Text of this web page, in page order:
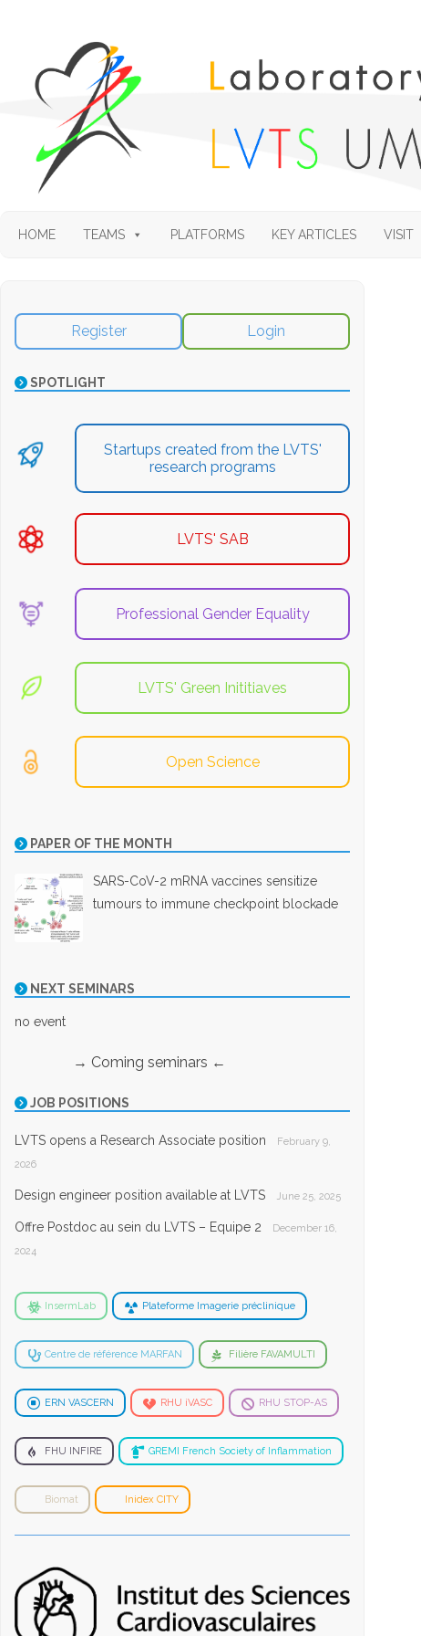
HOME TEAMS PLATFORMS KEY ARTICLES VISIT
Register Login
SPOTLIGHT
Startups created from the LVTS'
research programs
LVTS' SAB
Professional Gender Equality
LVTS' Green Inititiaves
Open Science
PAPER OF THE MONTH
SARS-CoV-2 mRNA vaccines sensitize
tumours to immune checkpoint blockade
NEXT SEMINARS
no event
→ Coming seminars ←
JOB POSITIONS
LVTS opens a Research Associate position
February 9,
2026
Design engineer position available at LVTS June 25, 2025
Offre Postdoc au sein du LVTS – Equipe 2
December 16,
2024
InsermLab Plateforme Imagerie préclinique
Centre de référence MARFAN Filière FAVAMULTI
ERN VASCERN RHU iVASC RHU STOP-AS
FHU INFIRE GREMI French Society of Inflammation
Biomat Inidex CITY